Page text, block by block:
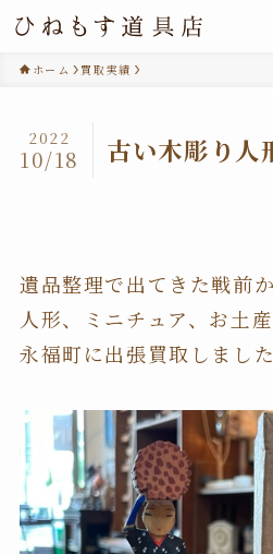
ホーム 買取実績
古い木彫り人
2022
10/18
遺品整理で出てきた戦前
人形、ミニチュア、お土
永福町に出張買取しました